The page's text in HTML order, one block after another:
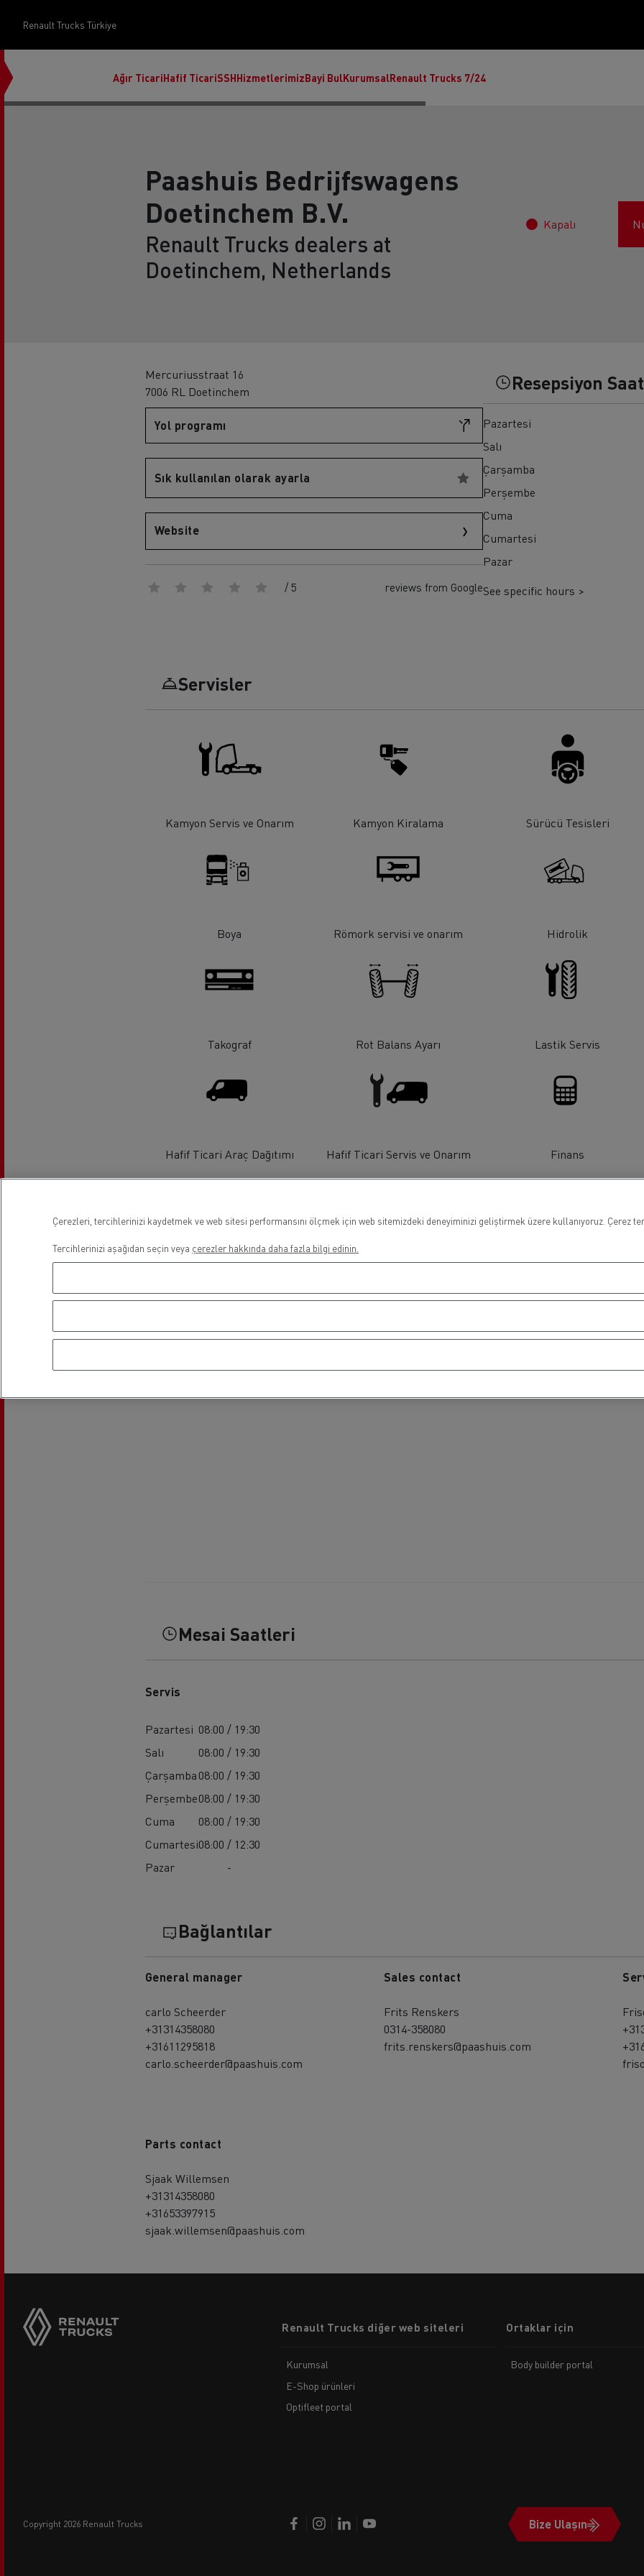
Renault Trucks Türkiye
Ağır Ticari
Renault Trucks D
Uzun yol Frigo taşımacılığı Maden taşımacılığı
Malzeme
Hafif TicariSSHHizmetlerimizBayi BulKurumsalRenault Trucks 7/24
Paashuis Bedrijfswagens
Doetinchem B.V.
Renault Trucks dealers at
Doetinchem, Netherlands
Kapalı
Mercuriusstraat 16
7006 RL Doetinchem
Yol programı
Sık kullanılan olarak ayarla
Website
/ 5 reviews from Google
Resepsiyon
Pazartesi
Salı
Çarşamba
Perşembe
Cuma
Cumartesi
Pazar
See specific hours >
Servisler
Kamyon Servis ve Onarım Kamyon Kiralama Sürücü Tesisleri
Boya Römork servisi ve onarım Hidrolik
Takograf Rot Balans Ayarı Lastik Servis
Hafif Ticari Araç Dağıtımı Hafif Ticari Servis ve Onarım Finans
Lokasyon
Mesai Saatleri
Servis
Pazartesi 08:00 / 19:30
Salı
08:00 / 19:30
Çarşamba08:00 / 19:30
Perşembe08:00 / 19:30
Cuma
08:00 / 19:30
Cumartesi08:00 / 12:30
Pazar
-
Bağlantılar
General manager
carlo Scheerder
+31314358080
+31611295818
carlo.scheerder@paashuis.com
Sales contact
Frits Renskers
0314-358080
frits.renskers@paashuis.com
Parts contact
Sjaak Willemsen
+31314358080
+31653397915
sjaak.willemsen@paashuis.com
copyright 2026 Renault Trucks
menuRenault Trucks diğer web siteleri
Kurumsal
E-Shop ürünleri
Optifleet portal
Ortaklar için
Body builder portal
Bize Ulaşın
Çerezleri, tercihlerinizi kaydetmek ve web sitesi performansını ölçmek için web sitemizdeki deneyiminizi geliştirmek üzere kullanıyoruz.
Tercihlerinizi aşağıdan seçin veya çerezler hakkında daha fazla bilgi edinin.